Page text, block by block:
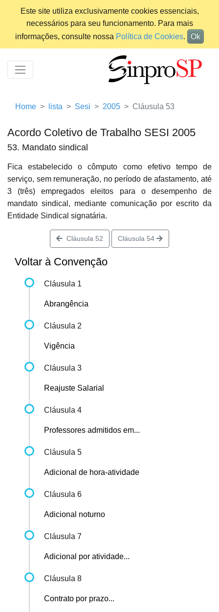
Este site utiliza exclusivamente cookies essenciais,
necessários para seu funcionamento. Para mais
informações, consulte nossa Política de Cookies. Ok
Home lista Sesi 2005 Cláusula 53
Acordo Coletivo de Trabalho SESI 2005
53. Mandato sindical
Fica estabelecido o cômputo como efetivo tempo de
serviço, sem remuneração, no período de afastamento, até
3 (três) empregados eleitos para o desempenho de
mandato sindical, mediante comunicação por escrito da
Entidade Sindical signatária.
Cláusula 52 Cláusula 54
Voltar à Convenção
Cláusula 1
Abrangência
Cláusula 2
Vigência
Cláusula 3
Reajuste Salarial
Cláusula 4
Professores admitidos em...
Cláusula 5
Adicional de hora-atividade
Cláusula 6
Adicional noturno
Cláusula 7
Adicional por atividade...
Cláusula 8
Contrato por prazo...